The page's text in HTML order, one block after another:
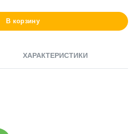
В корзину
ХАРАКТЕРИСТИКИ